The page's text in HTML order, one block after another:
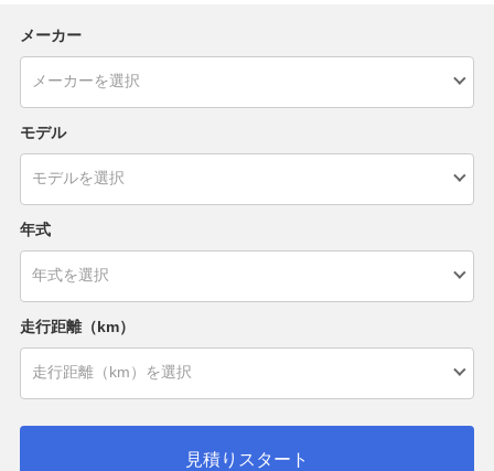
メーカー
モデル
年式
走行距離（km）
見積りスタート